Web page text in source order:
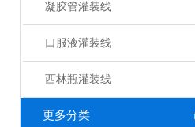
凝胶管灌装线
口服液灌装线
西林瓶灌装线
更多分类